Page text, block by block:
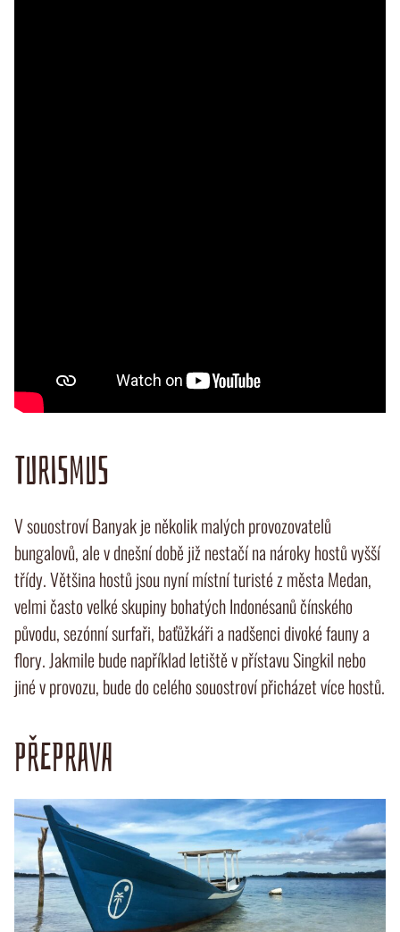
TURISMUS
V souostroví Banyak je několik malých provozovatelů
bungalovů, ale v dnešní době již nestačí na nároky hostů vyšší
třídy. Většina hostů jsou nyní místní turisté z města Medan,
velmi často velké skupiny bohatých Indonésanů čínského
původu, sezónní surfaři, baťůžkáři a nadšenci divoké fauny a
flory. Jakmile bude například letiště v přístavu Singkil nebo
jiné v provozu, bude do celého souostroví přicházet více hostů.
PŘEPRAVA